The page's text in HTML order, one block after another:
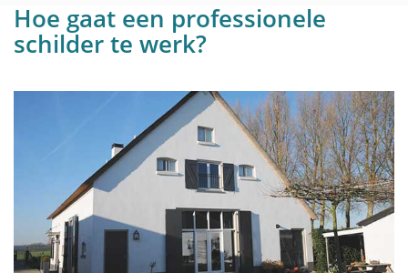
Hoe gaat een professionele
schilder te werk?